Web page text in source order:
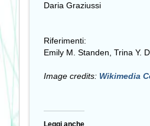
Daria Graziussi
Riferimenti:
Emily M. Standen, Trina Y.
Image credits: Wikimedia
Leggi anche